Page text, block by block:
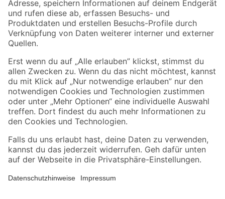
Zahlungsarten Versandarten
Sicher einkaufen
Jetzt die toom-App herunterladen
Alle Preisangaben in EUR inkl. gesetzl. MwSt.. Die dargestellten Angebote sind unter
Umständen nicht in allen Märkten verfügbar. Die angegebenen Verfügbarkeiten beziehen
Produkte nur solange der Vorrat reicht.
*Paketversand ab 59 € versandkostenfrei, gilt nicht für Artikel mit Speditionsversand, hier